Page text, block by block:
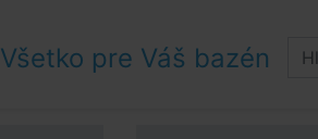
Všetko pre Váš bazén